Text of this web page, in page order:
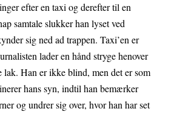
efter en taxi og derefter til en
samtale slukker han lyset ved
sig ned ad trappen. Taxi’en er
lader en hånd stryge henover
Han er ikke blind, men det er som
hans syn, indtil han bemærker
og undrer sig over, hvor han har set